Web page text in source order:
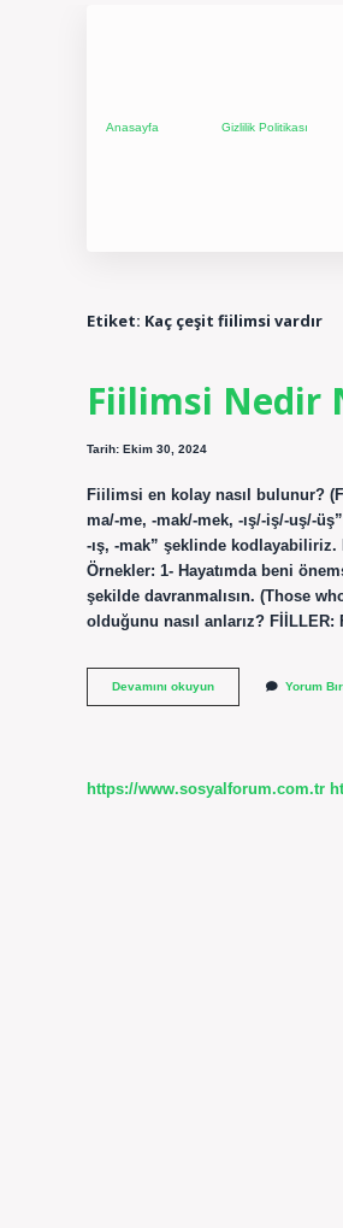
Anasayfa Gizlilik Politikası
Etiket: Kaç çeşit fiilimsi vardır
Fiilimsi Nedir
Tarih: Ekim 30, 2024
Fiilimsi en kolay nasıl bulunur?
ma/-me, -mak/-mek, -ış/-iş/-uş/-
-ış, -mak” şeklinde
Örnekler: 1- Hayatımda beni
şekilde davranmalısın. (Those
olduğunu nasıl anlarız?
Devamını okuyunFiilimsi
Nedir
Yorum
https://www.sosyalforum.com.tr